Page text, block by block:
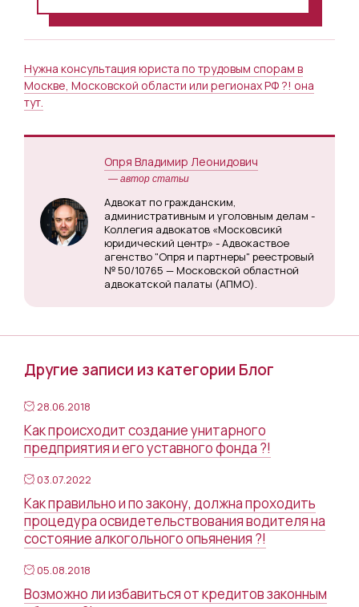
Нужна консультация юриста по трудовым спорам в
Москве, Московской области или регионах РФ ?! она
тут.
Опря Владимир Леонидович
— автор статьи
Адвокат по гражданским,
административным и уголовным делам -
Коллегия адвокатов «Московсикй
юридический центр» - Адвокаствое
агенство "Опря и партнеры" реестровый
№ 50/10765 — Московской областной
адвокатской палаты (АПМО).
Другие записи из категории Блог
28.06.2018
Как происходит создание унитарного
предприятия и его уставного фонда ?!
03.07.2022
Как правильно и по закону, должна проходить
процедура освидетельствования водителя на
состояние алкогольного опьянения ?!
05.08.2018
Возможно ли избавиться от кредитов законным